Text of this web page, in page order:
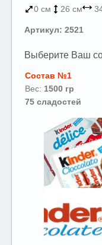
0 см 26 см
Артикул: 2521
Выберите Ваш
Состав №1
Вес: 1500 гр
75 сладостей